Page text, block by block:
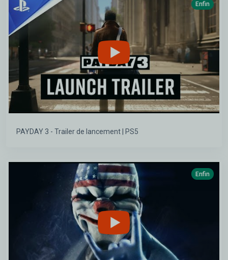
Enfin
PAYDAY 3 - Trailer de lancement | PS5
Enfin